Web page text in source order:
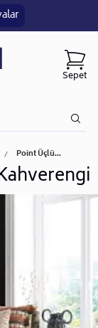
Sepet
Point Üçlü...